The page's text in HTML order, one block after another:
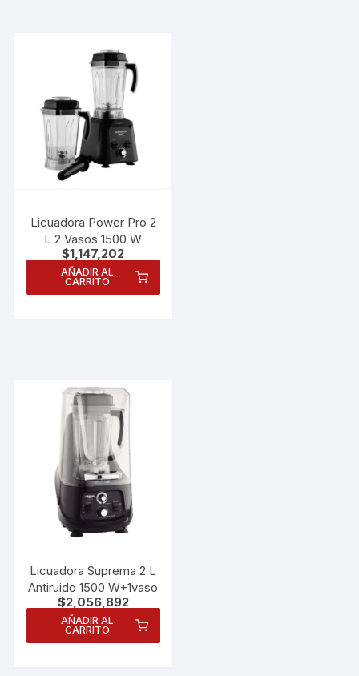
Licuadora Power Pro 2
L 2 Vasos 1500 W
$1,147,202
AÑADIR AL
CARRITO
Licuadora Suprema 2 L
Antiruido 1500 W+1vaso
$2,056,892
AÑADIR AL
CARRITO